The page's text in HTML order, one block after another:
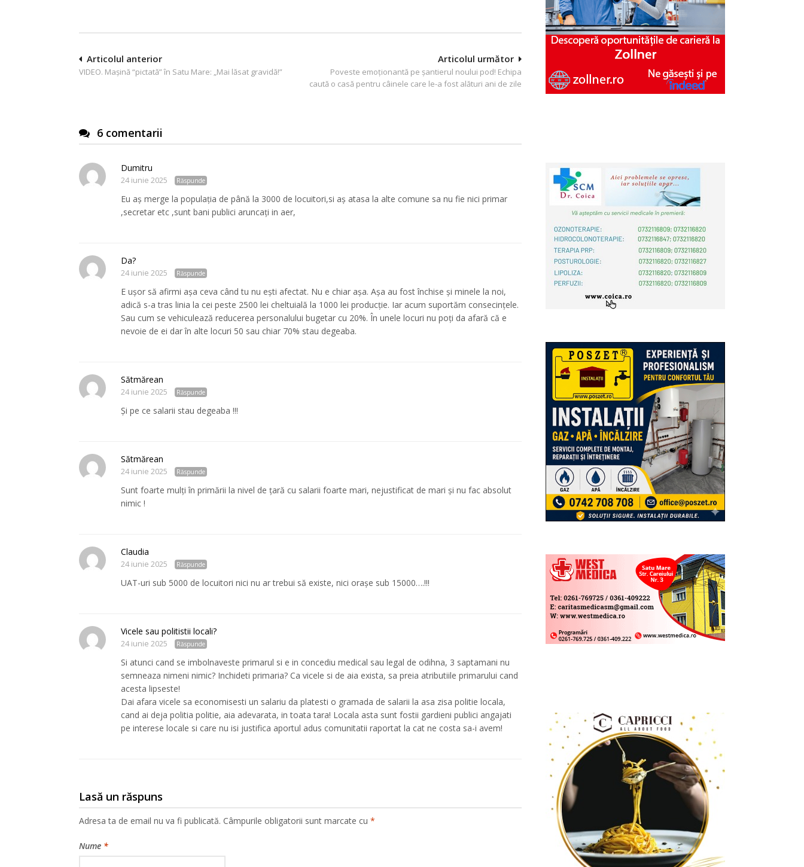
Navigare
în
Articolul următor
Poveste emoționantă pe șantierul noului pod! Echipa
caută o casă pentru câinele care le-a fost alături ani de zile
Articolul anterior
VIDEO. Mașină “pictată” în Satu Mare: „Mai lăsat gravidă!”
6 comentarii
Dumitru
24 iunie 2025 Răspunde
Eu aș merge la populația de până la 3000 de locuitori,si aș atasa la alte comune sa nu fie nici primar
,secretar etc ,sunt bani publici aruncați in aer,
Da?
24 iunie 2025 Răspunde
E ușor să afirmi așa ceva când tu nu ești afectat. Nu e chiar așa. Așa au fost închise și minele la noi,
adică s-a tras linia la cei peste 2500 lei cheltuială la 1000 lei producție. Iar acum suportăm consecințele.
Sau cum se vehiculează reducerea personalului bugetar cu 20%. În unele locuri nu poți da afară că e
nevoie de ei dar în alte locuri 50 sau chiar 70% stau degeaba.
Sătmărean
24 iunie 2025 Răspunde
Și pe ce salarii stau degeaba !!!
Sătmărean
24 iunie 2025 Răspunde
Sunt foarte mulți în primării la nivel de țară cu salarii foarte mari, nejustificat de mari și nu fac absolut
nimic !
Claudia
24 iunie 2025 Răspunde
UAT-uri sub 5000 de locuitori nici nu ar trebui să existe, nici orașe sub 15000….!!!
Vicele sau politistii locali?
24 iunie 2025 Răspunde
Si atunci cand se imbolnaveste primarul si e in concediu medical sau legal de odihna, 3 saptamani nu
semneaza nimeni nimic? Inchideti primaria? Ca vicele si de aia exista, sa preia atributiile primarului cand
acesta lipseste!
Dai afara vicele sa economisesti un salariu da platesti o gramada de salarii la asa zisa politie locala,
cand ai deja politia politie, aia adevarata, in toata tara! Locala asta sunt fostii gardieni publici angajati
pe interese locale si care nu isi justifica aportul adus comunitatii raportat la cat ne costa sa-i avem!
Lasă un răspuns
Adresa ta de email nu va fi publicată. Câmpurile obligatorii sunt marcate cu *
Nume *